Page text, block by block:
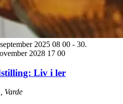
2025 08 00 - 30.
2028 17 00
Liv i ler
Varde